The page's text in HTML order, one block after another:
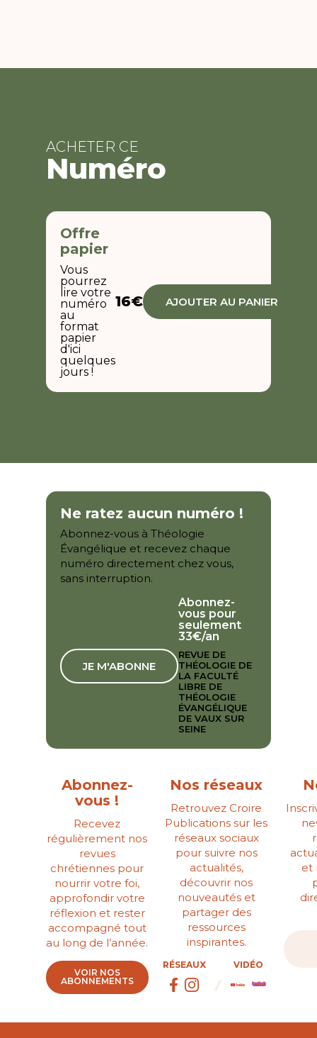
ACHETER CE
Numéro
Offre
papier
Vous
pourrez
lire votre
numéro
au
format
papier
d'ici
quelques
jours !
16€ AJOUTER AU PANIER
Ne ratez aucun numéro !
Abonnez-vous à Théologie
Évangélique et recevez chaque
numéro directement chez vous,
sans interruption.
JE M'ABONNE
Abonnez-
vous pour
seulement
33€/an
REVUE DE
THÉOLOGIE DE
LA FACULTÉ
LIBRE DE
THÉOLOGIE
ÉVANGÉLIQUE
DE VAUX SUR
SEINE
Abonnez-
vous !
Recevez
régulièrement nos
revues
chrétiennes pour
nourrir votre foi,
approfondir votre
réflexion et rester
accompagné tout
au long de l’année.
VOIR NOS
ABONNEMENTS
Nos réseaux
Retrouvez Croire
Publications sur les
réseaux sociaux
pour suivre nos
actualités,
découvrir nos
nouveautés et
partager des
ressources
inspirantes.
RÉSEAUX VIDÉO
et